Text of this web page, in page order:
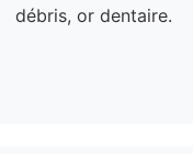
débris, or dentaire.